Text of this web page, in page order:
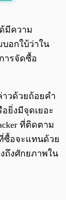
ด้มีความ
อกใบ้ว่าใน
ารจัดซื้อ
าวด้วยถ้อยคำ
อยิ่งมีจุดเยอะ
ที่ติดตาม
ซื้อจะแทนด้วย
ถึงศักยภาพใน